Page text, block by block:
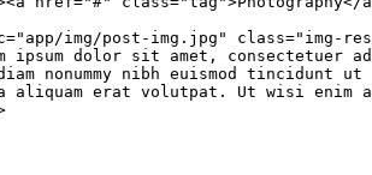
img/post-img.jpg" class="img-
ipsum dolor sit amet, consectetuer
nonummy nibh euismod tincidunt ut
aliquam erat volutpat. Ut wisi enim